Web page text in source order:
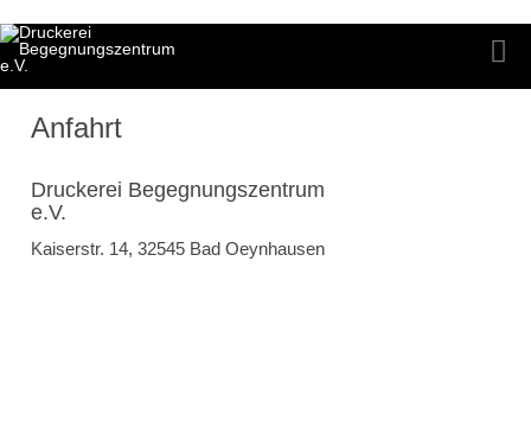
Anfahrt
Druckerei Begegnungszentrum
e.V.
Kaiserstr. 14, 32545 Bad Oeynhausen